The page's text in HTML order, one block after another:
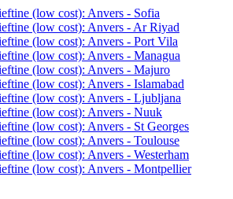
(low cost): Anvers - Sofia
(low cost): Anvers - Ar Riyad
(low cost): Anvers - Port Vila
(low cost): Anvers - Managua
(low cost): Anvers - Majuro
(low cost): Anvers - Islamabad
(low cost): Anvers - Ljubljana
(low cost): Anvers - Nuuk
(low cost): Anvers - St Georges
(low cost): Anvers - Toulouse
(low cost): Anvers - Westerham
(low cost): Anvers - Montpellier